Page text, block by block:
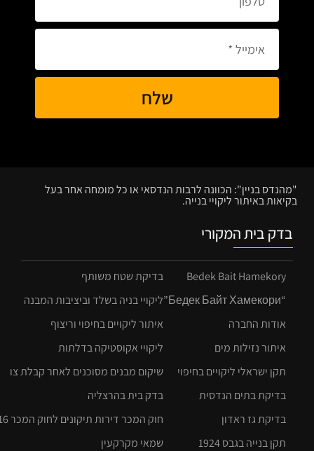
שלח
"מהנדס בניין": הכוונה לרבות הנדסאי או כל מומחה אחר בעל
בקיאות באיתור ליקויי בנייה.
בדק בית המקורי
Bedek Bait Hamekory
אודות החברה
איתור נזילות מים
תקן ישראלי ליקויים בחיפוי
בדיקת בתים הנדסית
בדיקת גז ראדון
תקן בנייה בגבס 1924
בדיקת שטח משותף
ליקויי בניה בשלד וביציבות המבנה
איתור ליקויים בחיפוי וריצוף
ליקויי אקוסטיקה בדלתות
שיקום מבנים מסוכנים לאחר קבלת צו
בדק בית בהרצליה
חוק המכר דירות תיקונים לחוק המכר 2016
שמאי מקרקעין